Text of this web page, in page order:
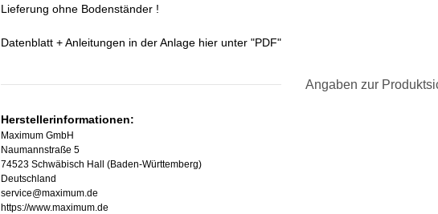
Lieferung ohne Bodenständer !
Datenblatt + Anleitungen in der Anlage hier unter "PDF"
Angaben zur
Herstellerinformationen:
Maximum GmbH
Naumannstraße 5
74523 Schwäbisch Hall (Baden-Württemberg)
Deutschland
service@maximum.de
https://www.maximum.de